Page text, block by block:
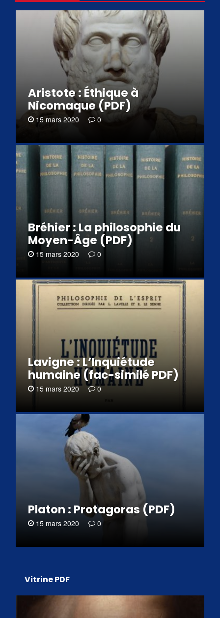
Aristote : Éthique à
Nicomaque (PDF)
15 mars 2020 0
Bréhier : La philosophie du
Moyen-Âge (PDF)
15 mars 2020 0
Lavigne : L’Inquiétude
humaine (fac-similé PDF)
15 mars 2020 0
Platon : Protagoras (PDF)
15 mars 2020 0
Vitrine PDF